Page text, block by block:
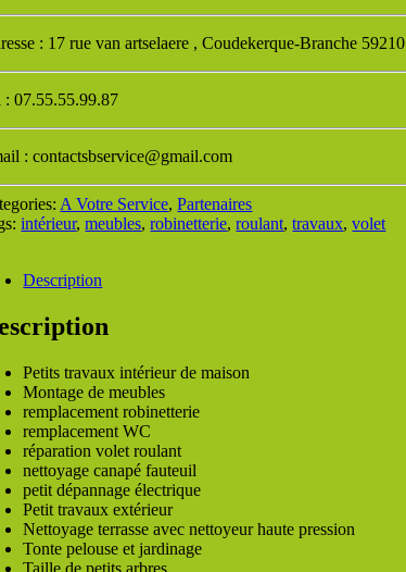
: 17 rue van artselaere , Coudekerque-Branche 59210
: 07.55.55.99.87
: contactsbservice@gmail.com
A Votre Service,Partenaires
intérieur,meubles,robinetterie,roulant,travaux,volet
Description
Petits travaux intérieur de maison
Montage de meubles
remplacement robinetterie
remplacement WC
réparation volet roulant
nettoyage canapé fauteuil
petit dépannage électrique
Petit travaux extérieur
Nettoyage terrasse avec nettoyeur haute pression
Tonte pelouse et jardinage
Taille de petits arbres